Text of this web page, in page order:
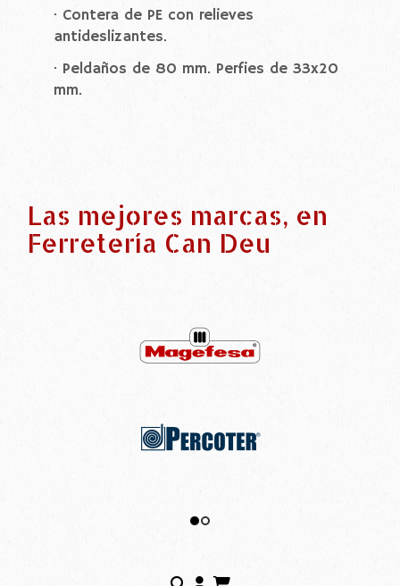
· Contera de PE con relieves
antideslizantes.
· Peldaños de 80 mm. Perfies de 33x20
mm.
Las mejores marcas, en
Ferretería Can Deu